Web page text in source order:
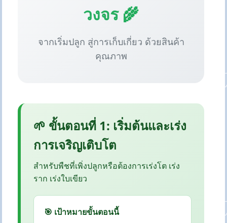
วงจร 🌾
จากเริ่มปลูก สู่การเก็บเกี่ยว ด้วยสินค้า
คุณภาพ
🌱 ขั้นตอนที่ 1: เริ่มต้นและเร่ง
การเจริญเติบโต
สำหรับพืชที่เพิ่งปลูกหรือต้องการเร่งโต เร่ง
ราก เร่งใบเขียว
🎯 เป้าหมายขั้นตอนนี้